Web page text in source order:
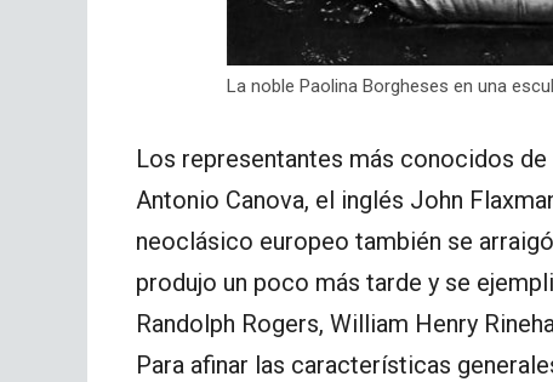
La noble Paolina Borgheses en una
Los representantes más conocidos de
Antonio Canova, el inglés John
neoclásico europeo también se
produjo un poco más tarde y se
Randolph Rogers, William Henry
Para afinar las características